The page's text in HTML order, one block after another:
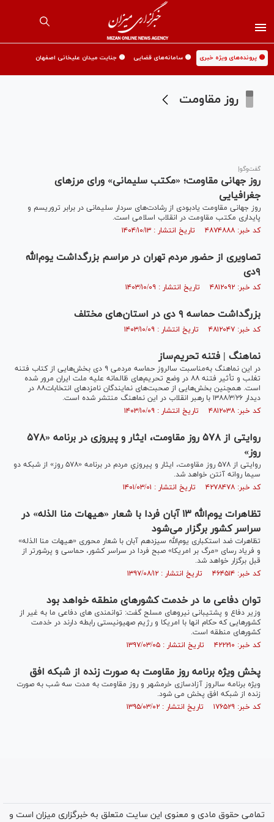
🟡 پرونده‌های ویژه خبری 🟡 سامانه‌های قضایی 🟡 جنایت میدان علیخانی اصفهان
روز مقاومت
گفت‌وگو|
روز جهانی مقاومت؛ «مکتب سلیمانی» ورای مرزهای
جغرافیایی
روز جهانی مقاومت یادبودی از رشادت‌های سردار سلیمانی در برابر تروریسم و
پایداری مکتب مقاومت در انقلاب اسلامی است.
کد خبر: ۴۸۷۴۸۸۸ تاریخ انتشار : ۱۴۰۴/۱۰/۱۳
تصاویری از حضور مردم تهران در مراسم بزرگداشت یوم‌الله
۹دی
کد خبر: ۴۸۱۲۰۹۲ تاریخ انتشار : ۱۴۰۳/۱۰/۰۹
بزرگداشت حماسه ۹ دی در استان‌های مختلف
کد خبر: ۴۸۱۲۰۴۷ تاریخ انتشار : ۱۴۰۳/۱۰/۰۹
نماهنگ | فتنه تحریم‌ساز
در این نماهنگ به‌مناسبت سالروز حماسه مردمی ۹ دی بخش‌هایی از کتاب فتنه
تغلب و تأثیر فتنه ۸۸ در وضع تحریم‌های ظالمانه علیه ملت ایران مرور شده
است. همچنین بخش‌هایی از صحبت‌های نمایندگان نامزدهای انتخابات۸۸ در
دیدار ۱۳۸۸/۳/۲۶ با رهبر انقلاب در این نماهنگ منتشر شده است.
کد خبر: ۴۸۱۲۰۳۸ تاریخ انتشار : ۱۴۰۳/۱۰/۰۹
روایتی از ۵۷۸ روز مقاومت، ایثار و پیروزی در برنامه «۵۷۸
روز»
روایتی از ۵۷۸ روز مقاومت، ایثار و پیروزیِ مردم در برنامه «۵۷۸ روز» از شبکه دو
سیما روانه آنتن خواهد شد.
کد خبر: ۴۲۷۸۴۷۸ تاریخ انتشار : ۱۴۰۱/۰۳/۰۱
تظاهرات یوم‌الله ۱۳ آبان فردا با شعار «هیهات منا الذله» در
سراسر کشور برگزار می‌شود
تظاهرات ضد استکباری یوم‌الله سیزدهم آبان با شعار محوری «هیهات منا الذله»
و فریاد رسای «مرگ بر امریکا» صبح فردا در سراسر کشور، حماسی و پرشورتر از
قبل برگزار خواهد شد.
کد خبر: ۴۶۴۵۱۴ تاریخ انتشار : ۱۳۹۷/۰۸/۱۲
توان دفاعی ما در خدمت کشورهای منطقه خواهد بود
وزیر دفاع و پشتیبانی نیروهای مسلح گفت: توانمندی های دفاعی ما به غیر از
کشورهایی که حکام انها با امریکا و رژیم صهیونیستی رابطه دارند در خدمت
کشورهای منطقه است.
کد خبر: ۴۲۲۲۱۰ تاریخ انتشار : ۱۳۹۷/۰۳/۰۵
پخش ویژه برنامه روز مقاومت به صورت زنده از شبکه افق
ویژه برنامه سالروز آزادسازی خرمشهر و روز مقاومت به مدت سه شب به صورت
زنده از شبکه افق پخش می شود.
کد خبر: ۱۷۶۵۲۹ تاریخ انتشار : ۱۳۹۵/۰۳/۰۲
تمامی حقوق مادی و معنوی این سایت متعلق به خبرگزاری میزان است و